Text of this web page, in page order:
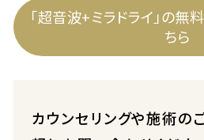
「超音波+ミラドライ」の無
ちら
カウンセリングや施術の